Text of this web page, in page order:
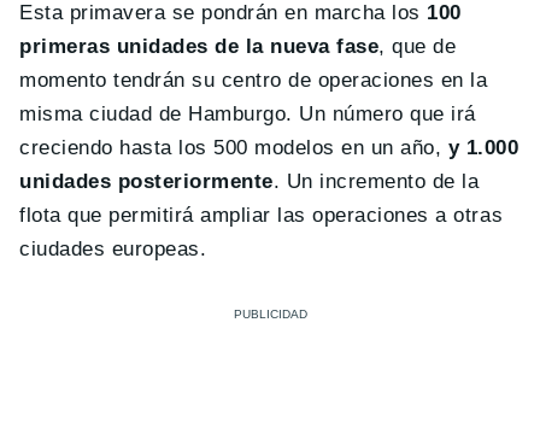
Esta primavera se pondrán en marcha los 100
primeras unidades de la nueva fase, que de
momento tendrán su centro de operaciones en la
misma ciudad de Hamburgo. Un número que irá
creciendo hasta los 500 modelos en un año, y 1.000
unidades posteriormente. Un incremento de la
flota que permitirá ampliar las operaciones a otras
ciudades europeas.